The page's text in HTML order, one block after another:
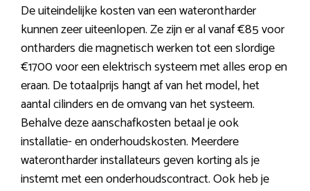
De uiteindelijke kosten van een waterontharder
kunnen zeer uiteenlopen. Ze zijn er al vanaf €85 voor
ontharders die magnetisch werken tot een slordige
€1700 voor een elektrisch systeem met alles erop en
eraan. De totaalprijs hangt af van het model, het
aantal cilinders en de omvang van het systeem.
Behalve deze aanschafkosten betaal je ook
installatie- en onderhoudskosten. Meerdere
waterontharder installateurs geven korting als je
instemt met een onderhoudscontract. Ook heb je